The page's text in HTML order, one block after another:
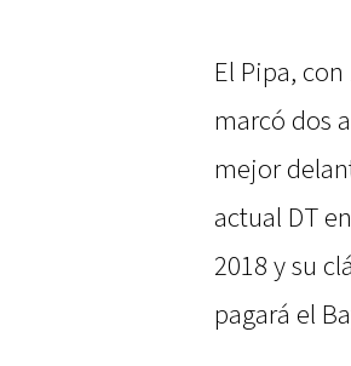
El Pipa,
marcó dos
mejor
actual DT
2018 y su
pagará el